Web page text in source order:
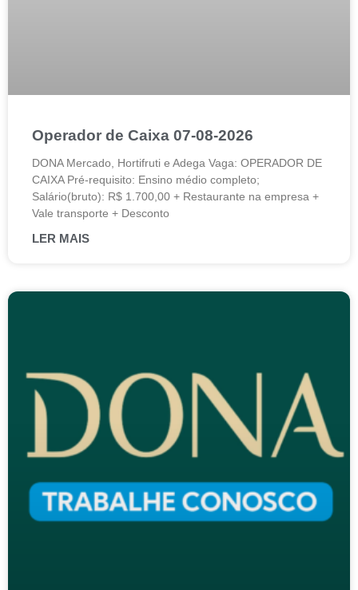
Operador de Caixa 07-08-2026
DONA Mercado, Hortifruti e Adega Vaga: OPERADOR DE
CAIXA Pré-requisito: Ensino médio completo;
Salário(bruto): R$ 1.700,00 + Restaurante na empresa +
Vale transporte + Desconto
LER MAIS